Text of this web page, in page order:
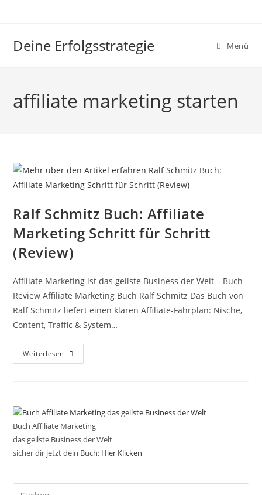
Deine Erfolgsstrategie Menü
affiliate marketing starten
Ralf Schmitz Buch: Affiliate
Marketing Schritt für Schritt
(Review)
Affiliate Marketing ist das geilste Business der Welt – Buch
Review Affiliate Marketing Buch Ralf Schmitz Das Buch von
Ralf Schmitz liefert einen klaren Affiliate-Fahrplan: Nische,
Content, Traffic & System…
Weiterlesen Ralf
Schmitz
Schritt
(Review)
Buch Affiliate Marketing
das geilste Business der Welt
sicher dir jetzt dein Buch: Hier Klicken